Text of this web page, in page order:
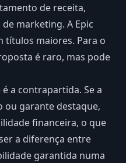
de receita,
marketing. A Epic
títulos maiores. Para o
é raro, mas pode
a contrapartida. Se a
ou garante destaque,
financeira, o que
a diferença entre
garantida numa